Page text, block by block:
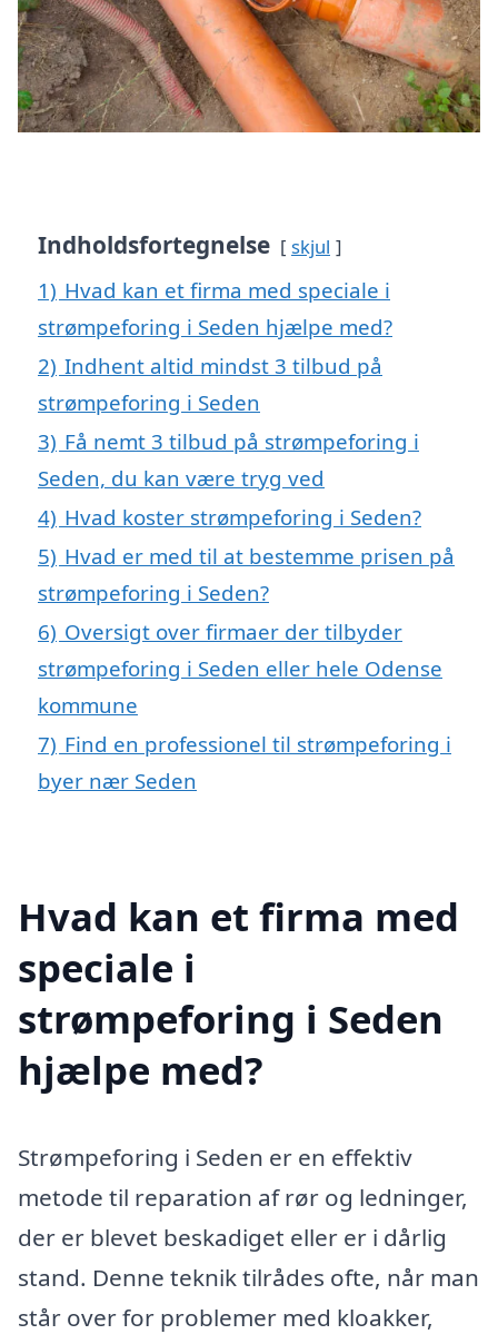
Indholdsfortegnelse skjul
1) Hvad kan et firma med speciale i
strømpeforing i Seden hjælpe med?
2) Indhent altid mindst 3 tilbud på
strømpeforing i Seden
3) Få nemt 3 tilbud på strømpeforing i
Seden, du kan være tryg ved
4) Hvad koster strømpeforing i Seden?
5) Hvad er med til at bestemme prisen på
strømpeforing i Seden?
6) Oversigt over firmaer der tilbyder
strømpeforing i Seden eller hele Odense
kommune
7) Find en professionel til strømpeforing i
byer nær Seden
Hvad kan et firma med
speciale i
strømpeforing i Seden
hjælpe med?
Strømpeforing i Seden er en effektiv
metode til reparation af rør og ledninger,
der er blevet beskadiget eller er i dårlig
stand. Denne teknik tilrådes ofte, når man
står over for problemer med kloakker,